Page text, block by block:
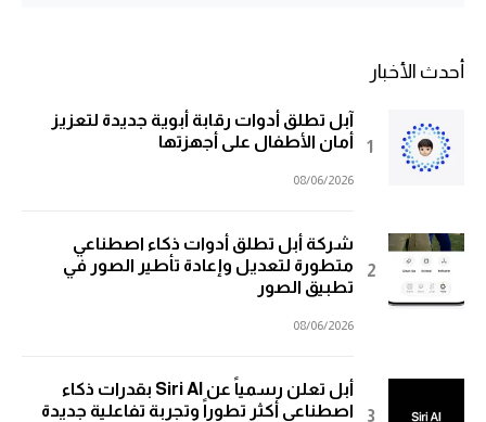
أحدث الأخبار
آبل تطلق أدوات رقابة أبوية جديدة لتعزيز
أمان الأطفال على أجهزتها
08/06/2026
شركة أبل تطلق أدوات ذكاء اصطناعي
متطورة لتعديل وإعادة تأطير الصور في
تطبيق الصور
08/06/2026
أبل تعلن رسمياً عن Siri AI بقدرات ذكاء
اصطناعي أكثر تطوراً وتجربة تفاعلية جديدة